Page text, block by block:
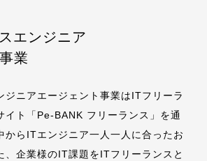
エンジニア
業
ジニアエージェント事業はITフリーラ
イト「Pe-BANK フリーランス」を通
からITエンジニア一人一人に合ったお
、企業様のIT課題をITフリーランスと